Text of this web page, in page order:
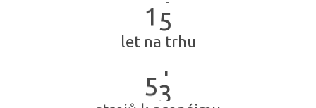
1 5
let na trhu
53